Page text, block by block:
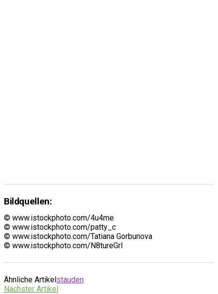
Bildquellen:
© www.istockphoto.com/4u4me
© www.istockphoto.com/patty_c
© www.istockphoto.com/Tatiana Gorbunova
© www.istockphoto.com/N8tureGrl
Ähnliche Artikelstauden
Nächster Artikel